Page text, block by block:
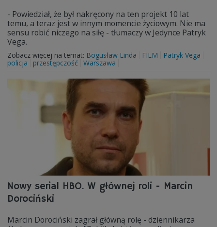
- Powiedział, że był nakręcony na ten projekt 10 lat
temu, a teraz jest w innym momencie życiowym. Nie ma
sensu robić niczego na siłę - tłumaczy w Jedynce Patryk
Vega.
Zobacz więcej na temat: Bogusław Linda FILM
Patryk Vega
policja
przestępczość Warszawa
Nowy serial HBO. W głównej roli - Marcin
Dorociński
Marcin Dorociński zagrał główną rolę - dziennikarza